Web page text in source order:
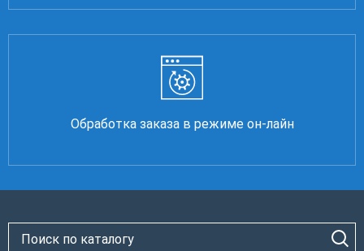
Обработка заказа в режиме он-лайн